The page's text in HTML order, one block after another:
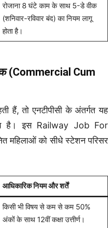
रोजाना 8 घंटे काम के साथ 5-डे वीक
(शनिवार-रविवार बंद) का नियम लागू
होता है।
(Commercial Cum
हैं, तो एनटीपीसी के अंतर्गत यह
है। इस Railway Job For
महिलाओं को सीधे स्टेशन परिसर
आधिकारिक नियम और शर्तें
किसी भी विषय से कम से कम 50%
अंकों के साथ 12वीं कक्षा उत्तीर्ण।